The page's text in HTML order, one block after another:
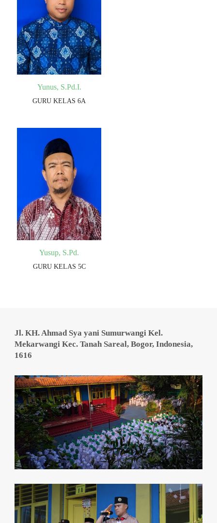
Yunus, S.Pd.I.
GURU KELAS 6A
Yusup, S.Pd.
GURU KELAS 5C
Jl. KH. Ahmad Sya yani Sumurwangi Kel.
Mekarwangi Kec. Tanah Sareal, Bogor, Indonesia,
1616